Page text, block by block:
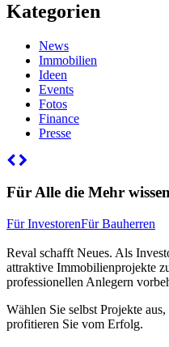
Kategorien
News
Immobilien
Ideen
Events
Fotos
Finance
Presse
Für Alle die Mehr
Für InvestorenFür Bauherren
Reval schafft Neues. Als
attraktive Immobilienprojekte
professionellen Anlegern
Wählen Sie selbst Projekte
profitieren Sie vom Erfolg.